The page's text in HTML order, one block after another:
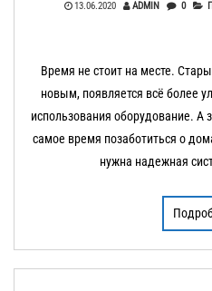
13.06.2020 ADMIN 0
Время не стоит на месте.
новым, появляется всё более
использования оборудование. А
самое время позаботиться о
нужна надежная